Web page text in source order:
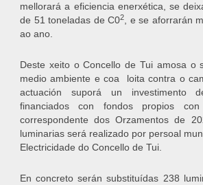
mellorará a eficiencia enerxética, se
de 51 toneladas de C02
, e se aforrarán
ao ano.
Deste xeito o Concello de Tui amosa o
medio ambiente e coa loita contra o
actuación suporá un investimento
financiados con fondos propios
correspondente dos Orzamentos de
luminarias será realizado por persoal
Electricidade do Concello de Tui.
En concreto serán substituídas 238